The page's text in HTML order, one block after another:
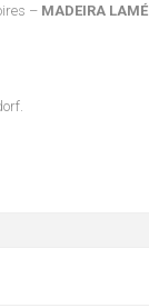
– MADEIRA LAMÉ